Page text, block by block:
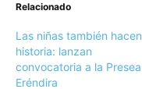
Relacionado
Las niñas también hacen
historia: lanzan
convocatoria a la Presea
Eréndira